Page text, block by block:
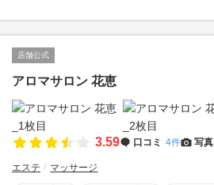
店舗公式
アロマサロン 花恵
3.59 口コミ 4件 写真
エステ マッサージ